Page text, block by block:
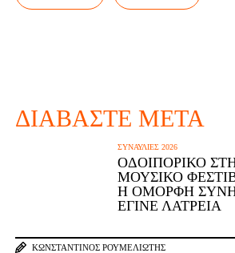
ΔΙΑΒΆΣΤΕ ΜΕΤΆ
ΣΥΝΑΥΛΊΕΣ 2026
ΟΔΟΙΠΟΡΙΚΌ
ΜΟΥΣΙΚΌ
Η ΌΜΟΡΦΗ
ΈΓΙΝΕ ΛΑΤΡΕΊΑ
ΚΩΝΣΤΑΝΤΊΝΟΣ ΡΟΥΜΕΛΙΏΤΗΣ